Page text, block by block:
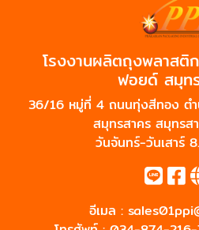
โรงงานผลิตถุงพลาสติ
ฟอยด์ สมุท
36/16 หมู่ที่ 4 ถนนทุ่งสีทอง ตำ
สมุทรสาคร สมุทร
วันจันทร์-วันเสาร์
อีเมล :